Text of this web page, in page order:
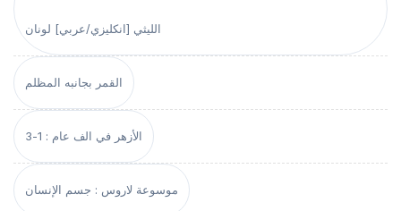
الليثي [انكليزي/عربي] لونان
القمر بجانبه المظلم
الأزهر في الف عام : 1-3
موسوعة لاروس : جسم الإنسان